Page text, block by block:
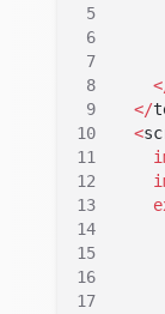
  </
  <